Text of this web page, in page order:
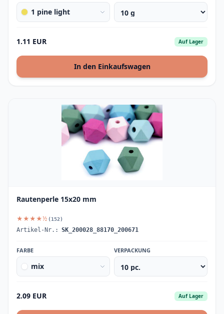
1 pine light
1.11 EUR Auf Lager
In den Einkaufswagen
Rautenperle 15x20 mm
★★★★½ (152)
Artikel-Nr.: SK_200028_88170_200671
FARBE
mix
VERPACKUNG
2.09 EUR Auf Lager